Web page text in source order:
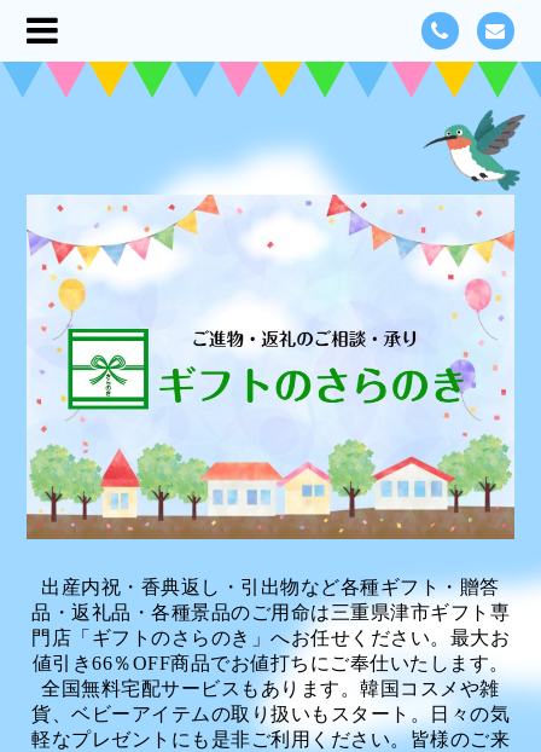
出産内祝・香典返し・引出物など各種ギフト・贈答
品・返礼品・各種景品のご用命は三重県津市ギフト専
門店「ギフトのさらのき」へお任せください。最大お
値引き66％OFF商品でお値打ちにご奉仕いたします。
全国無料宅配サービスもあります。韓国コスメや雑
貨、ベビーアイテムの取り扱いもスタート。日々の気
軽なプレゼントにも是非ご利用ください。皆様のご来